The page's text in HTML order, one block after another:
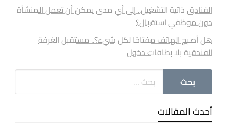
الفنادق ذاتية التشغيل.. إلى أي مدى يمكن أن تعمل المنشأة
دون موظفي استقبال؟
هل أصبح الهاتف مفتاحًا لكل شيء؟.. مستقبل الغرفة
الفندقية بلا بطاقات دخول
أحدث المقالات